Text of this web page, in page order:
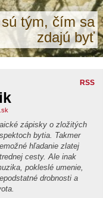
tým, čím sa
zdajú byť
RSS
zápisky o zložitých
bytia. Takmer
hľadanie zlatej
cesty. Ale inak
pokleslé umenie,
drobnosti a